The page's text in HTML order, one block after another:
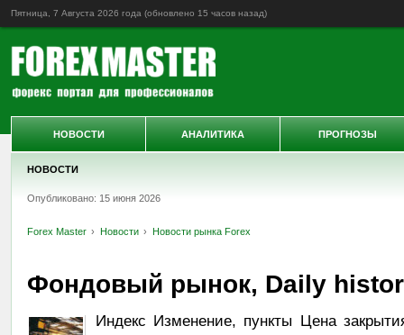
Пятница, 7 Августа 2026 года (обновлено 15 часов назад)
НОВОСТИ
Опубликовано: 15 июня 2026
Forex Master Новости Новости рынка Forex
Фондовый рынок, Daily
Индекс Изменение, пункты Цена
НОВОСТИ АНАЛИТИКА ПРОГНОЗЫ